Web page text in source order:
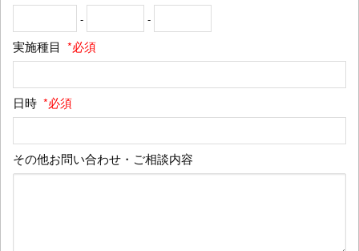
- -
実施種目 *必須
日時 *必須
その他お問い合わせ・ご相談内容